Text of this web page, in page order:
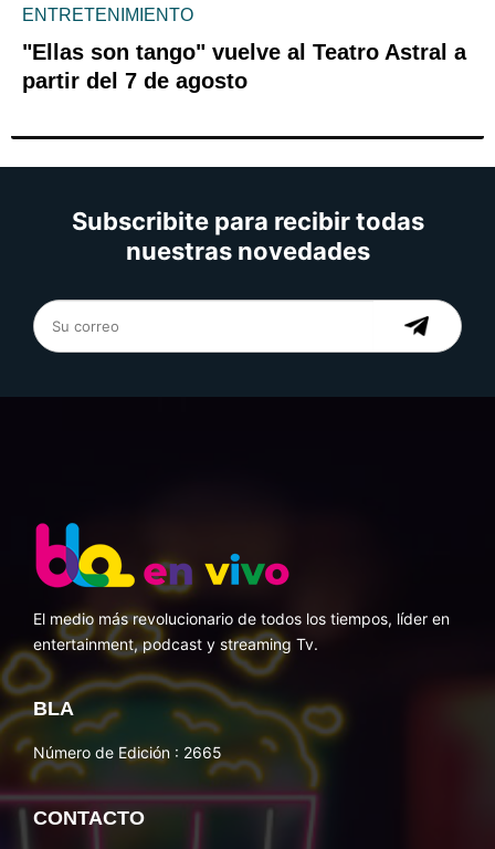
ENTRETENIMIENTO
"Ellas son tango" vuelve al Teatro Astral a
partir del 7 de agosto
Subscribite para recibir todas
nuestras novedades
El medio más revolucionario de todos los tiempos, líder en
entertainment, podcast y streaming Tv.
BLA
Número de Edición : 2665
CONTACTO